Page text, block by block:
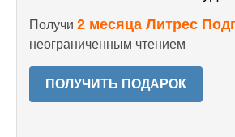
Получи 2 месяца Литрес
неограниченным чтением
ПОЛУЧИТЬ ПОДАРОК